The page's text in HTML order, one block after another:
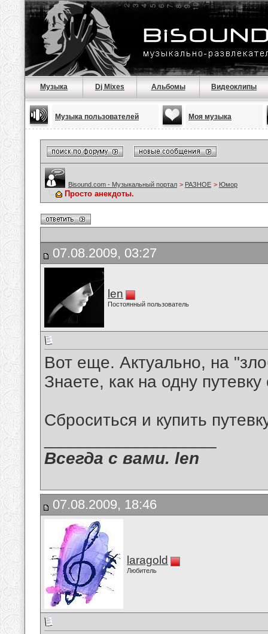
Музыка Dj Mixes Альбомы Видеоклипы
Музыка пользователей Моя музыка
Bisound.com - Музыкальный портал > РАЗНОЕ > Юмор
Просто анекдоты.
07.08.2009, 03:27
len
Постоянный пользователь
Вот еще. Актуально, на
Знаете, как на одну
Сброситься и купить
Всегда с вами. len
07.08.2009, 18:46
laragold
Любитель